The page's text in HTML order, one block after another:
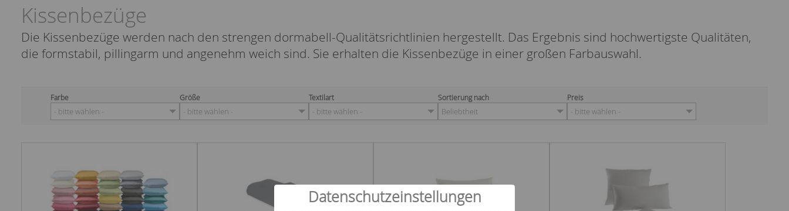
Datenschutzeinstellungen
Kissenbezüge
Die Kissenbezüge werden nach den strengen dormabell-Qualitätsrichtlinien hergestellt. Das Ergebnis sind hochwertigste Qualitäten,
die formstabil, pillingarm und angenehm weich sind. Sie erhalten die Kissenbezüge in einer großen Farbauswahl.
Farbe
- bitte wählen -
Größe
- bitte wählen -
Textilart
- bitte wählen -
Sortierung nach
Beliebtheit
Preis
- bitte wählen -